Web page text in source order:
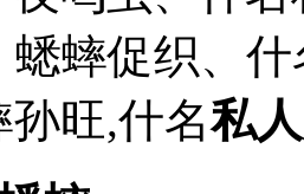
蟋蟀促织、
孙旺,什名私